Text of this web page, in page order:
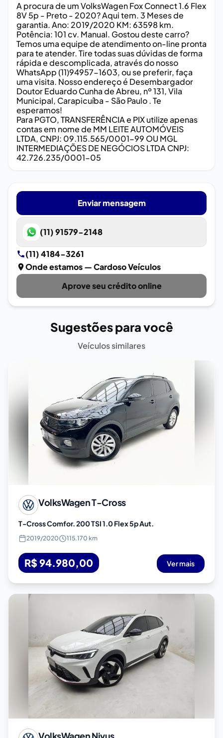
A procura de um VolksWagen Fox Connect 1.6 Flex
8V 5p - Preto - 2020? Aqui tem. 3 Meses de
garantia. Ano: 2019/2020 KM: 63598 km.
Potência: 101 cv. Manual. Gostou deste carro?
Temos uma equipe de atendimento on-line pronta
para te atender. Tire todas suas dúvidas de forma
rápida e descomplicada, através do nosso
WhatsApp (11)94957-1603, ou se preferir, faça
uma visita. Nosso endereço é Desembargador
Doutor Eduardo Cunha de Abreu, nº 131, Vila
Municipal, Carapicuíba - São Paulo . Te
esperamos!
Para PGTO, TRANSFERÊNCIA e PIX utilize apenas
contas em nome de MM LEITE AUTOMÓVEIS
LTDA, CNPJ: 09.115.565/0001-99 OU MGL
INTERMEDIAÇÕES DE NEGÓCIOS LTDA CNPJ:
42.726.235/0001-05
Enviar mensagem
(11) 91579-2148
(11) 4184-3261
Onde estamos— Cardoso Veículos
Aprove seu crédito online
Sugestões para você
Veículos similares
VolksWagenT-Cross
T-Cross Comfor. 200 TSI 1.0 Flex 5p Aut.
2019/2020 115.170 km
R$ 94.980,00 Ver mais
VolksWagenNivus